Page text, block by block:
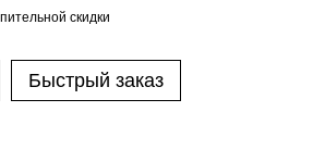
скидки
Быстрый заказ